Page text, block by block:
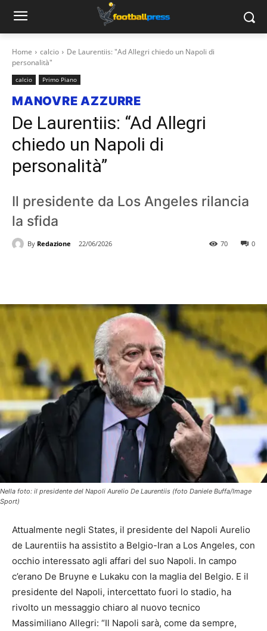
Home calcio
De Laurentiis: "Ad Allegri chiedo un Napoli di
personalità"
calcio Primo Piano
MANOVRE AZZURRE
De Laurentiis: “Ad Allegri
chiedo un Napoli di
personalità”
Il presidente da Los Angeles rilancia
la sfida
By Redazione 22/06/2026 0
70
Nella foto: il presidente del Napoli Aurelio De Laurentiis (foto Daniele Buffa/Image
Sport)
Attualmente negli States, il presidente del Napoli Aurelio
de Laurentiis ha assistito a Belgio-Iran a Los Angeles, con
occhio interessato agli affari del suo Napoli. In campo
c’erano De Bruyne e Lukaku con la maglia del Belgio. E il
presidente del Napoli, intercettato fuori lo stadio, ha
rivolto un messaggio chiaro al nuovo tecnico
Massimiliano Allegri: “Il Napoli sarà, come da sempre,